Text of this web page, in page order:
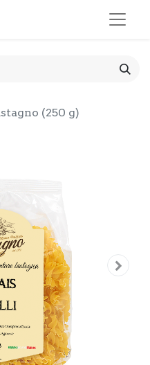
(250 g)